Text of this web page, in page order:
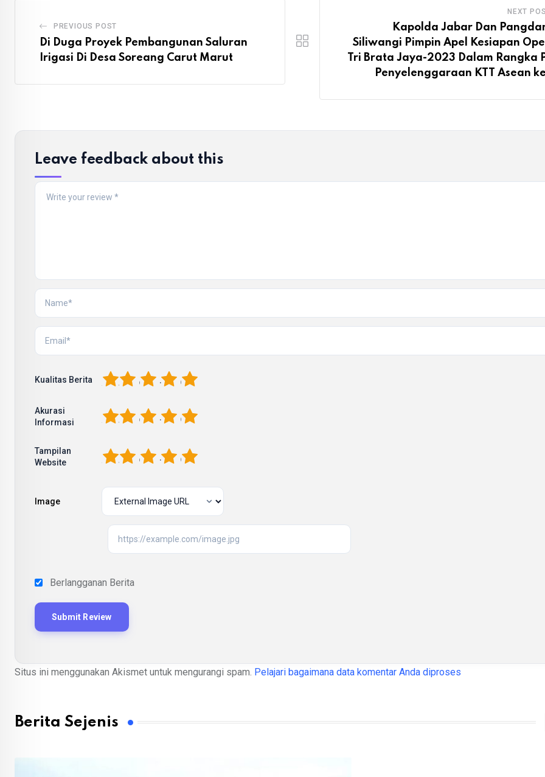
PREVIOUS POST
Di Duga Proyek Pembangunan Saluran
Irigasi Di Desa Soreang Carut Marut
NEXT
Kapolda Jabar Dan
Siliwangi Pimpin Apel Kesiapan
Tri Brata Jaya-2023 Dalam Rangka
Penyelenggaraan KTT Asean
Leave feedback about this
Kualitas Berita 5
4
3
2
Akurasi
Informasi
5
4
3
2
Tampilan
Website
5
4
3
2
Image
Berlangganan Berita
Situs ini menggunakan Akismet untuk mengurangi spam. Pelajari bagaimana data komentar Anda diproses
Berita Sejenis